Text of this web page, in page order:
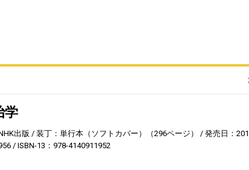
学
出版 装丁：単行本（ソフトカバー）（296ページ）
発売日：
ISBN-13：978-4140911952